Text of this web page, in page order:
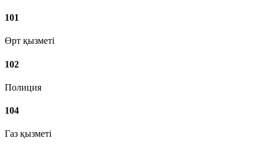
101
Өрт қызметі
102
Полиция
104
Газ қызметі